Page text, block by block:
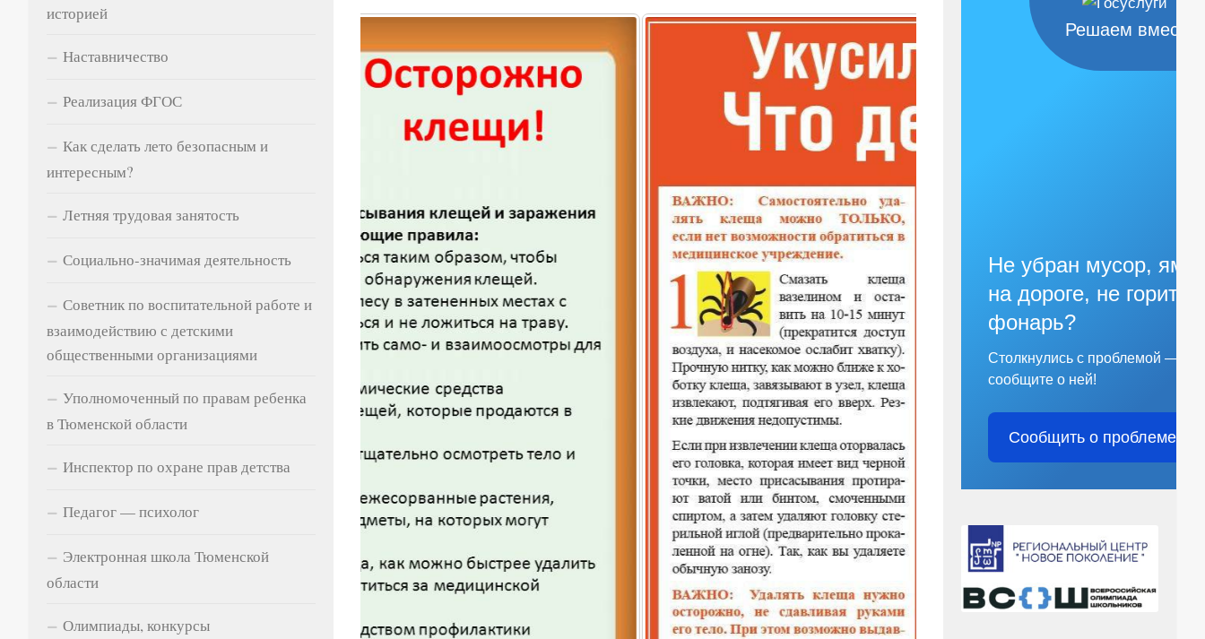
историей
Наставничество
Реализация ФГОС
Как сделать лето безопасным и
интересным?
Летняя трудовая занятость
Социально-значимая деятельность
Советник по воспитательной работе и
взаимодействию с детскими
общественными организациями
Уполномоченный по правам ребенка
в Тюменской области
Инспектор по охране прав детства
Педагог — психолог
Электронная школа Тюменской
области
Олимпиады, конкурсы
Решаем вместе
Не убран мусор, яма
на дороге, не горит
фонарь?
Столкнулись с проблемой —
сообщите о ней!
Сообщить о проблеме